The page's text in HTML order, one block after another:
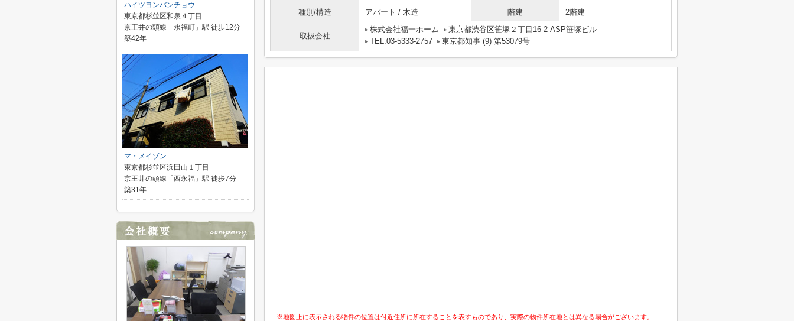
種別/構造
アパート / 木造 階建 2階建
取扱会社
株式会社福一ホーム
東京都渋谷区笹塚２丁目16-2 ASP笹塚ビル
TEL:03-5333-2757
東京都知事 (9) 第53079号
※地図上に表示される物件の位置は付近住所に所在することを表すものであり、実際の物件所在地とは異なる場合がございます。
ハイツヨンバンチョウ
東京都杉並区和泉４丁目
京王井の頭線「永福町」駅 徒歩12分
築42年
マ・メイゾン
東京都杉並区浜田山１丁目
京王井の頭線「西永福」駅 徒歩7分
築31年